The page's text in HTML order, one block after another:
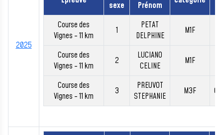
2025
sexe
Prénom
Course des
Vignes - 11 km
1
PETAT
DELPHINE
M1F
Course des
Vignes - 11 km
2
LUCIANO
CELINE
M1F
Course des
Vignes - 11 km
3
PREUVOT
STEPHANIE
M3F